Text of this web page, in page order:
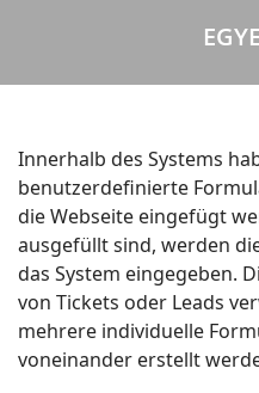
Innerhalb des Systems
benutzerdefinierte
die Webseite eingefügt
ausgefüllt sind, werden
das System eingegeben.
von Tickets oder Leads
mehrere individuelle
voneinander erstellt